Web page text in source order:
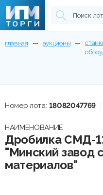
главная аукционы
Номер лота: 18082047769
НАИМЕНОВАНИЕ
Дробилка СМД-
"Минский завод
материалов"